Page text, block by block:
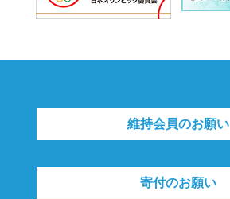
維持会員のお願い
寄付のお願い